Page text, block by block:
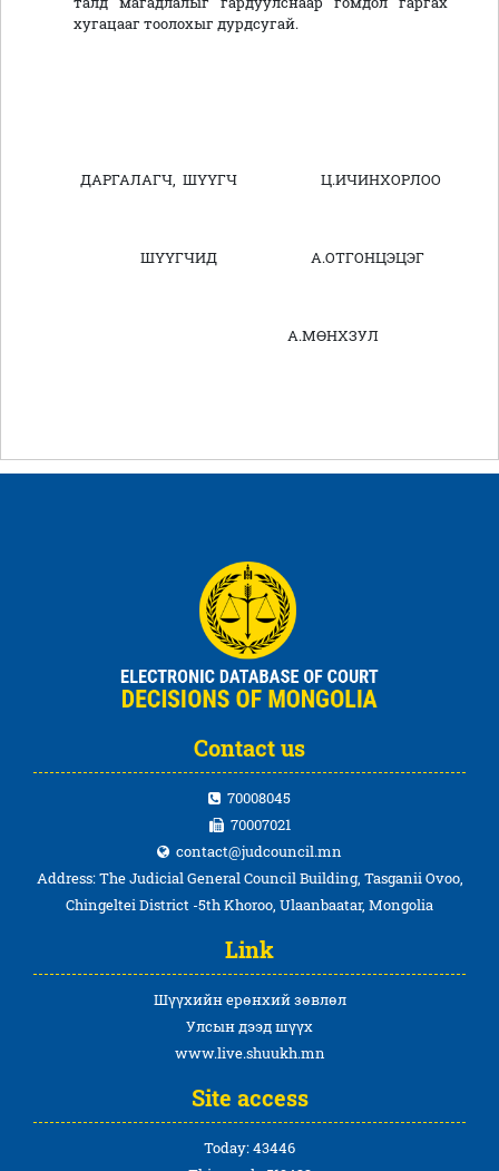
хугацааг тоолохыг дурдсугай.
ДАРГАЛАГЧ, ШҮҮГЧ Ц.ИЧИНХОРЛОО
ШҮҮГЧИД А.ОТГОНЦЭЦЭГ
А.МӨНХЗУЛ
Contact us
70008045
70007021
contact@judcouncil.mn
Address: The Judicial General Council Building, Tasganii Ovoo,
Chingeltei District -5th Khoroo, Ulaanbaatar, Mongolia
Link
Шүүхийн ерөнхий зөвлөл
Улсын дээд шүүх
www.live.shuukh.mn
Site access
Today: 43446